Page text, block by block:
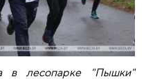
в лесопарке "Пышки"